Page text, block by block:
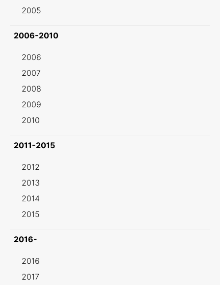
2005
2006-2010
2006
2007
2008
2009
2010
2011-2015
2012
2013
2014
2015
2016-
2016
2017